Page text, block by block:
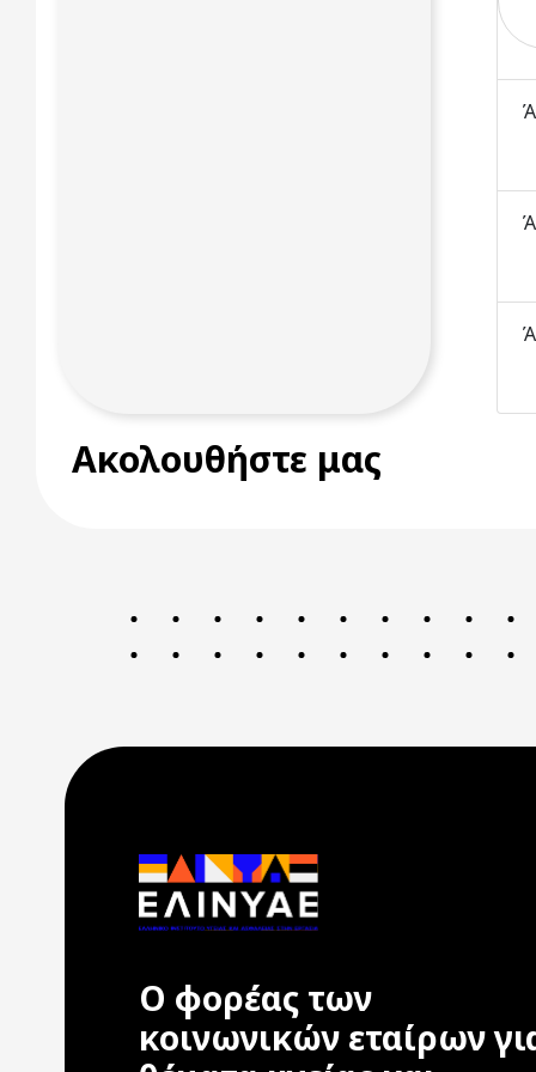
Ακολουθήστε μας
Ο φορέας των
κοινωνικών εταίρων